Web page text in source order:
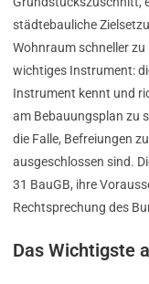
städtebauliche
Wohnraum schneller
wichtiges Instrument:
Instrument kennt und
am Bebauungsplan zu
die Falle, Befreiungen
ausgeschlossen sind.
31 BauGB, ihre
Rechtsprechung des
Das Wichtigste